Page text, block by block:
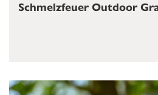
Schmelzfeuer Outdoor